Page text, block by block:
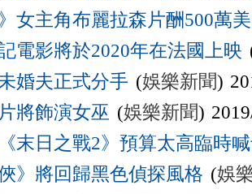
女主角布麗拉森片酬500萬
電影將於2020年在法國上映
婚夫正式分手 (娛樂新聞)
將飾演女巫 (娛樂新聞)
末日之戰2》預算太高臨時
》將回歸黑色偵探風格 (娛